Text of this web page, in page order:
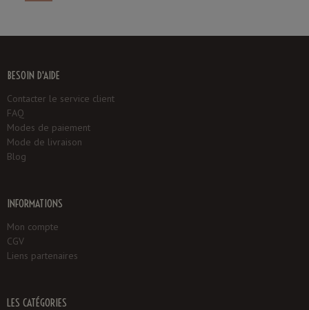
BESOIN D'AIDE
Contacter le service client
FAQ
Modes de paiement
Mode de livraison
Blog
INFORMATIONS
Mon compte
CGV
Liens partenaires
LES CATÉGORIES